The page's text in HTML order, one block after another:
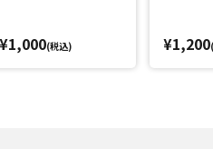
¥1,000(税込) ¥1,200